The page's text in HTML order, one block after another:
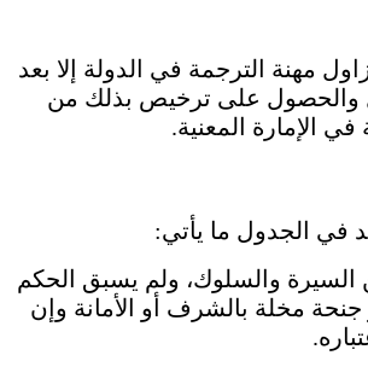
مهنة الترجمة في الدولة إلا بعد
والحصول على ترخيص بذلك من
الإمارة المعنية.
في الجدول ما يأتي:
والسلوك، ولم يسبق الحكم
جنحة مخلة بالشرف أو الأمانة وإن